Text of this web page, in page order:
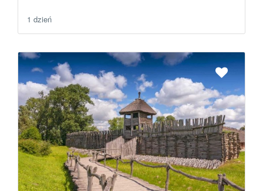
1 dzień